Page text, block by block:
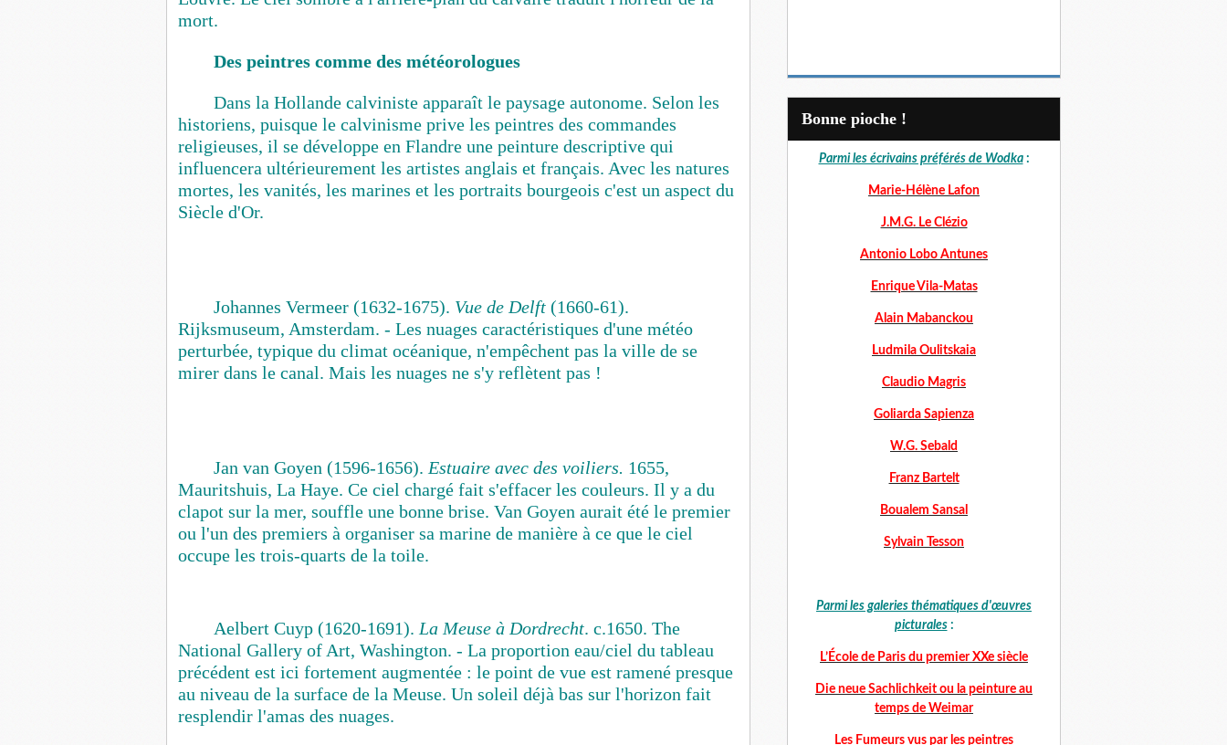
mort.
Des peintres comme des météorologues
Dans la Hollande calviniste apparaît le paysage autonome. Selon les
historiens, puisque le calvinisme prive les peintres des commandes
religieuses, il se développe en Flandre une peinture descriptive qui
influencera ultérieurement les artistes anglais et français. Avec les natures
mortes, les vanités, les marines et les portraits bourgeois c'est un aspect du
Siècle d'Or.
Johannes Vermeer (1632-1675). Vue de Delft (1660-61).
Rijksmuseum, Amsterdam. - Les nuages caractéristiques d'une météo
perturbée, typique du climat océanique, n'empêchent pas la ville de se
mirer dans le canal. Mais les nuages ne s'y reflètent pas !
Jan van Goyen (1596-1656). Estuaire avec des voiliers. 1655,
Mauritshuis, La Haye. Ce ciel chargé fait s'effacer les couleurs. Il y a du
clapot sur la mer, souffle une bonne brise. Van Goyen aurait été le premier
ou l'un des premiers à organiser sa marine de manière à ce que le ciel
occupe les trois-quarts de la toile.
Aelbert Cuyp (1620-1691). La Meuse à Dordrecht. c.1650. The
National Gallery of Art, Washington. - La proportion eau/ciel du tableau
précédent est ici fortement augmentée : le point de vue est ramené presque
au niveau de la surface de la Meuse. Un soleil déjà bas sur l'horizon fait
resplendir l'amas des nuages.
Bonne pioche !
Parmi les écrivains préférés de Wodka:
Marie-Hélène Lafon
J.M.G. Le Clézio
Antonio Lobo Antunes
Enrique Vila-Matas
Alain Mabanckou
Ludmila Oulitskaia
Claudio Magris
Goliarda Sapienza
W.G. Sebald
Franz Bartelt
Boualem Sansal
Sylvain Tesson
Parmi les galeries thématiques d'œuvres
picturales:
L’École de Paris du premier XXe siècle
Die neue Sachlichkeit ou la peinture au
temps de Weimar
Les Fumeurs vus par les peintres